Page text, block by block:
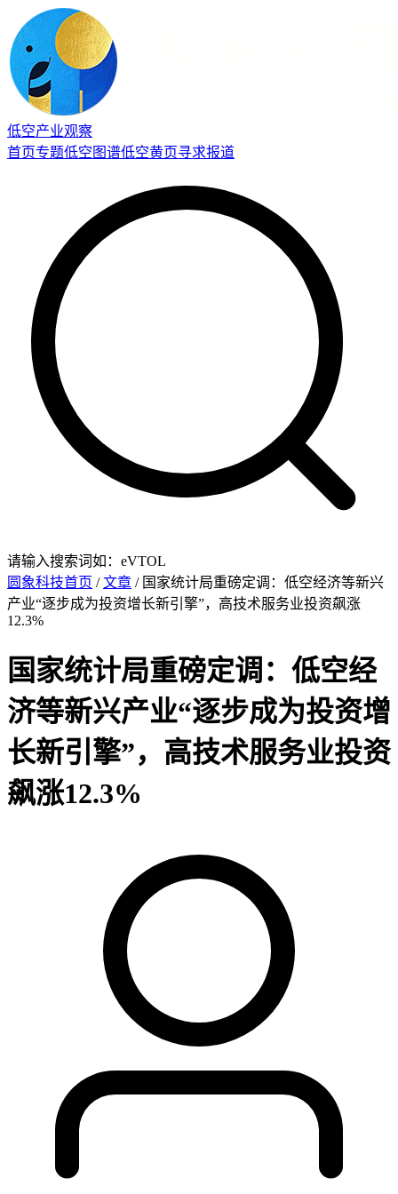
低空产业观察
首页专题低空图谱低空黄页寻求报道
请输入搜索词如：eVTOL
圆象科技首页 /文章 / 国家统计局重磅定调：低空经济等新兴
产业“逐步成为投资增长新引擎”，高技术服务业投资飙涨
12.3%
国家统计局重磅定调：低空经
济等新兴产业“逐步成为投资增
长新引擎”，高技术服务业投资
飙涨12.3%